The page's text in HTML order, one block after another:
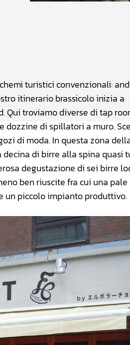
turistici convenzionali:
itinerario brassicolo inizia a
Qui troviamo diverse di tap
dozzine di spillatori a muro.
di moda. In questa zona
decina di birre alla spina quasi
degustazione di sei birre
ben riuscite fra cui una
un piccolo impianto produttivo.